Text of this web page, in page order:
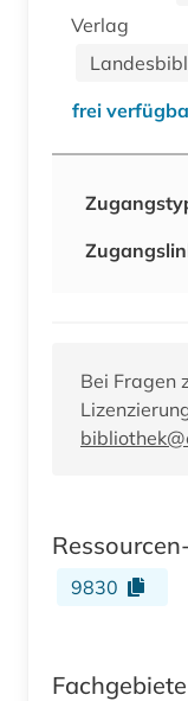
Verlag
frei
Bei Fragen
9830
Fachgebiete